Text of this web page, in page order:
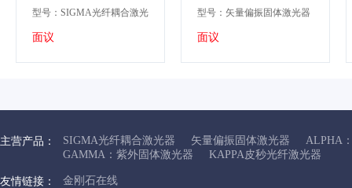
型号：SIGMA光纤耦合激光
器
面议
型号：矢量偏振固体激光器
面议
主营产品： SIGMA光纤耦合激光器 矢量偏振固体激光器
ALPHA
GAMMA：紫外固体激光器
KAPPA皮秒光纤激光器
友情链接： 金刚石在线